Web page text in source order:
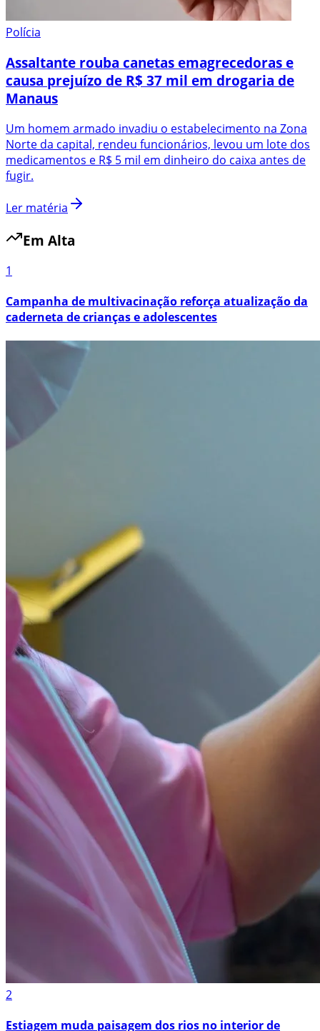
Polícia
Assaltante rouba canetas emagrecedoras e
causa prejuízo de R$ 37 mil em drogaria de
Manaus
Um homem armado invadiu o estabelecimento na Zona
Norte da capital, rendeu funcionários, levou um lote dos
medicamentos e R$ 5 mil em dinheiro do caixa antes de
fugir.
Ler matéria
Em Alta
1
Campanha de multivacinação reforça atualização da
caderneta de crianças e adolescentes
2
Estiagem muda paisagem dos rios no interior de